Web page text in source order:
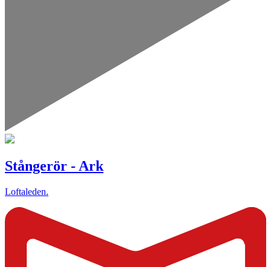
Stångerör - Ark
Loftaleden.